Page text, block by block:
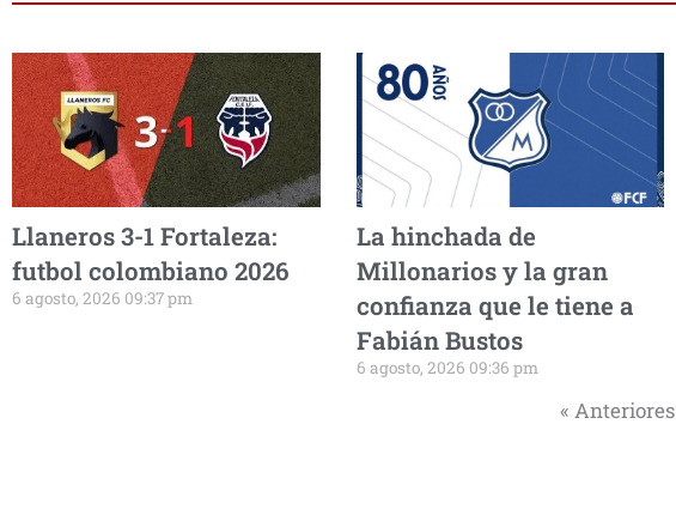
Llaneros 3-1 Fortaleza:
futbol colombiano 2026
6 agosto, 2026 09:37 pm
La hinchada de
Millonarios y la gran
confianza que le tiene a
Fabián Bustos
6 agosto, 2026 09:36 pm
« Anteriores